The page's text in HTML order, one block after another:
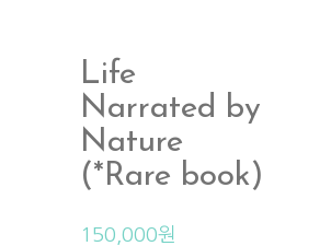
Life
Narrated by
Nature
(*Rare book)
150,000원